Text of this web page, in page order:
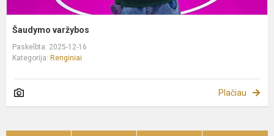
Šaudymo varžybos
Paskelbta: 2025-12-16
Kategorija: Renginiai
Plačiau